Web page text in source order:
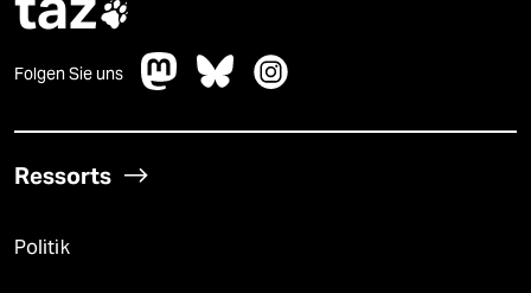

Folgen Sie uns
Ressorts
Politik